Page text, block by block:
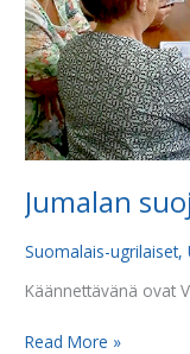
Jumalan
Suomalais-ugrilaiset,
Käännettävänä ovat
Read More »